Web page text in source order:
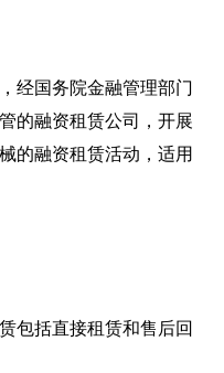
经国务院金融管理部门
的融资租赁公司，开展
的融资租赁活动，适用
包括直接租赁和售后回